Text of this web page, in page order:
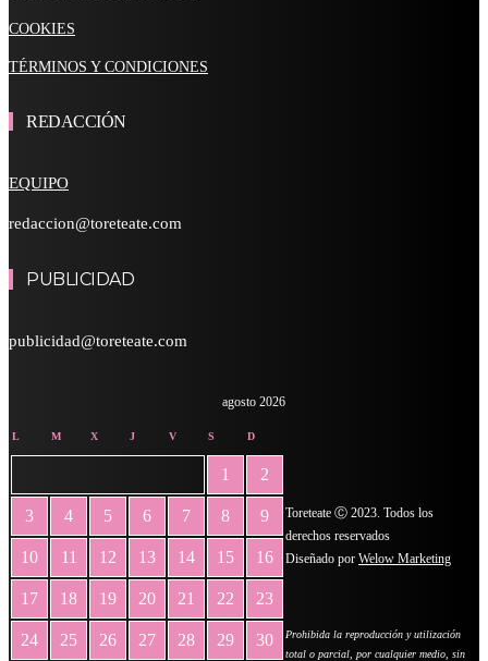
COOKIES
TÉRMINOS Y CONDICIONES
REDACCIÓN
EQUIPO
redaccion@toreteate.com
PUBLICIDAD
publicidad@toreteate.com
agosto 2026
L M X J V S D
1 2
3 4 5 6 7 8 9
10 11 12 13 14 15 16
17 18 19 20 21 22 23
24 25 26 27 28 29 30
Toreteate Ⓒ 2023. Todos los
derechos reservados
Diseñado por Welow Marketing
Prohibida la reproducción y utilización
total o parcial, por cualquier medio, sin